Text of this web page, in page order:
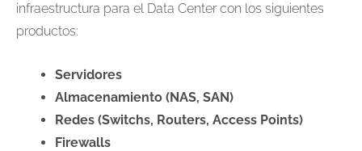
infraestructura para el Data Center con los siguientes
productos:
Servidores
Almacenamiento (NAS, SAN)
Redes (Switchs, Routers, Access Points)
Firewalls